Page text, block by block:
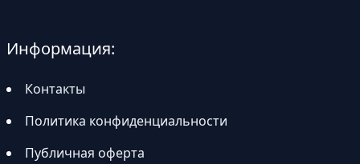
Информация:
Контакты
Политика конфиденциальности
Публичная оферта